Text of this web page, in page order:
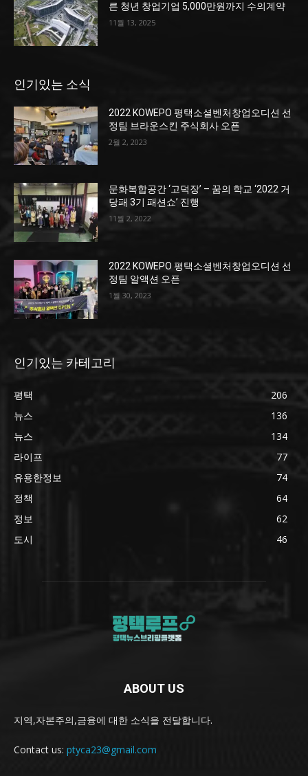
른 청년 창업기업 5,000만원까지 수의계약
11월 13, 2025
인기있는 소식
2022 KOWEPO 평택소셜벤처창업오디션 선
정팀 브라운스킨 주식회사 오픈
2월 2, 2023
문화복합공간 ‘고덕장’ – 꿈의 학교 ‘2022 거
당패 3기 패션쇼’ 진행
11월 2, 2022
2022 KOWEPO 평택소셜벤처창업오디션 선
정팀 알액션 오픈
1월 30, 2023
인기있는 카테고리
평택
206
뉴스
136
뉴스
134
라이프
77
유용한정보
74
정책
64
정보
62
도시
46
ABOUT US
지역,자본주의,금융에 대한 소식을 전달합니다.
Contact us: ptyca23@gmail.com